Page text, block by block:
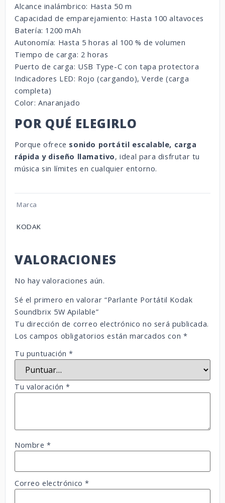
Alcance inalámbrico: Hasta 50 m
Capacidad de emparejamiento: Hasta 100 altavoces
Batería: 1200 mAh
Autonomía: Hasta 5 horas al 100 % de volumen
Tiempo de carga: 2 horas
Puerto de carga: USB Type-C con tapa protectora
Indicadores LED: Rojo (cargando), Verde (carga
completa)
Color: Anaranjado
POR QUÉ ELEGIRLO
Porque ofrece sonido portátil escalable, carga
rápida y diseño llamativo, ideal para disfrutar tu
música sin límites en cualquier entorno.
Marca
KODAK
VALORACIONES
No hay valoraciones aún.
Sé el primero en valorar “Parlante Portátil Kodak
Soundbrix 5W Apilable”
Tu dirección de correo electrónico no será publicada.
Los campos obligatorios están marcados con *
Tu puntuación*
Tu valoración*
Nombre*
Correo electrónico*